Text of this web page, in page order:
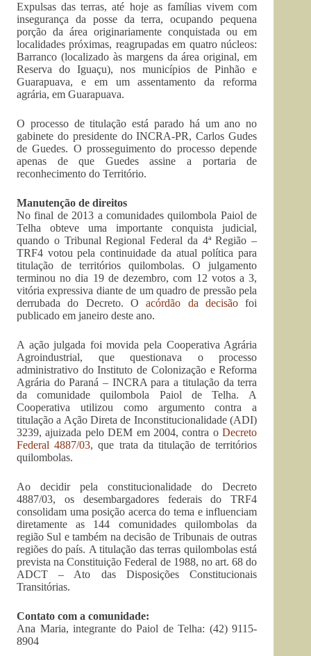
Expulsas das terras, até hoje as famílias vivem com
insegurança da posse da terra, ocupando pequena
porção da área originariamente conquistada ou em
localidades próximas, reagrupadas em quatro núcleos:
Barranco (localizado às margens da área original, em
Reserva do Iguaçu), nos municípios de Pinhão e
Guarapuava, e em um assentamento da reforma
agrária, em Guarapuava.
O processo de titulação está parado há um ano no
gabinete do presidente do INCRA-PR, Carlos Gudes
de Guedes. O prosseguimento do processo depende
apenas de que Guedes assine a portaria de
reconhecimento do Território.
Manutenção de direitos
No final de 2013 a comunidades quilombola Paiol de
Telha obteve uma importante conquista judicial,
quando o Tribunal Regional Federal da 4ª Região –
TRF4 votou pela continuidade da atual política para
titulação de territórios quilombolas. O julgamento
terminou no dia 19 de dezembro, com 12 votos a 3,
vitória expressiva diante de um quadro de pressão pela
derrubada do Decreto. Oacórdão da decisãofoi
publicado em janeiro deste ano.
A ação julgada foi movida pela Cooperativa Agrária
Agroindustrial, que questionava o processo
administrativo do Instituto de Colonização e Reforma
Agrária do Paraná – INCRA para a titulação da terra
da comunidade quilombola Paiol de Telha. A
Cooperativa utilizou como argumento contra a
titulação a Ação Direta de Inconstitucionalidade (ADI)
3239, ajuizada pelo DEM em 2004, contra oDecreto
Federal 4887/03, que trata da titulação de territórios
quilombolas.
Ao decidir pela constitucionalidade do Decreto
4887/03, os desembargadores federais do TRF4
consolidam uma posição acerca do tema e influenciam
diretamente as 144 comunidades quilombolas da
região Sul e também na decisão de Tribunais de outras
regiões do país. A titulação das terras quilombolas está
prevista na Constituição Federal de 1988, no art. 68 do
ADCT – Ato das Disposições Constitucionais
Transitórias.
Contato com a comunidade:
Ana Maria, integrante do Paiol de Telha: (42) 9115-
8904